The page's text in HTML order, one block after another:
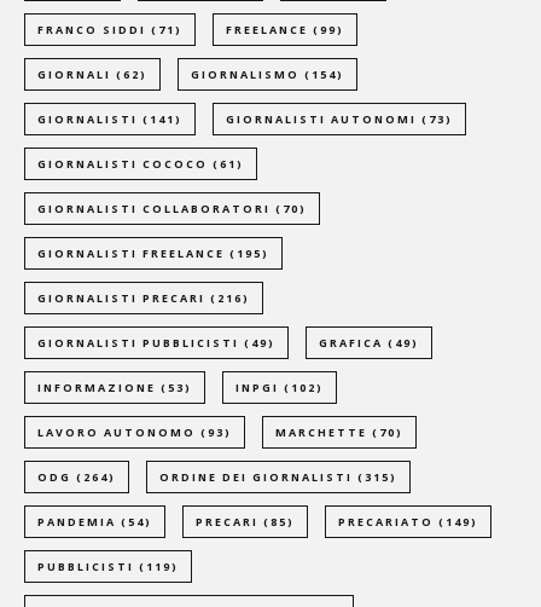
FRANCO SIDDI (71) FREELANCE (99)
GIORNALI (62) GIORNALISMO (154)
GIORNALISTI (141) GIORNALISTI AUTONOMI (73)
GIORNALISTI COCOCO (61)
GIORNALISTI COLLABORATORI (70)
GIORNALISTI FREELANCE (195)
GIORNALISTI PRECARI (216)
GIORNALISTI PUBBLICISTI (49) GRAFICA (49)
INFORMAZIONE (53) INPGI (102)
LAVORO AUTONOMO (93) MARCHETTE (70)
ODG (264) ORDINE DEI GIORNALISTI (315)
PANDEMIA (54) PRECARI (85) PRECARIATO (149)
PUBBLICISTI (119)